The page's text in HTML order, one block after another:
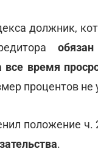
должник,
все время
процентов
положение
.